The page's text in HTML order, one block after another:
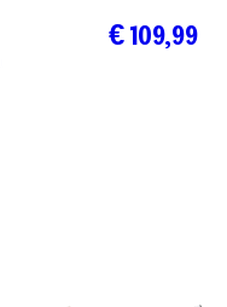
€ 109,99